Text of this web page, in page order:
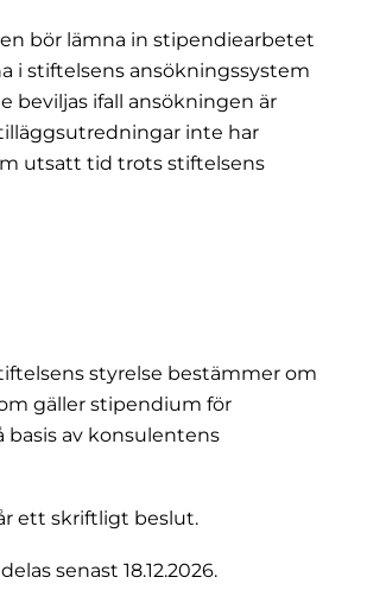
bör lämna in stipendiearbetet
i stiftelsens ansökningssystem
beviljas ifall ansökningen är
inte har
utsatt tid trots stiftelsens
styrelse bestämmer om
gäller stipendium för
basis av konsulentens
ett skriftligt beslut.
senast 18.12.2026.